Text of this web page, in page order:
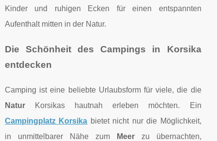
Kinder und ruhigen Ecken für einen entspannten
Aufenthalt mitten in der Natur.
Die Schönheit des Campings in Korsika
entdecken
Camping ist eine beliebte Urlaubsform für viele, die die
Natur Korsikas hautnah erleben möchten. Ein
Campingplatz Korsika bietet nicht nur die Möglichkeit,
in unmittelbarer Nähe zum
Meerzu übernachten,